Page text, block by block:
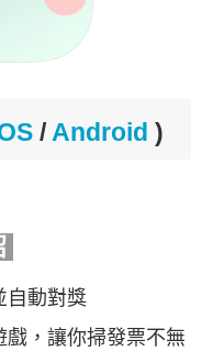
/Android )
自動對獎
戲，讓你掃發票不無